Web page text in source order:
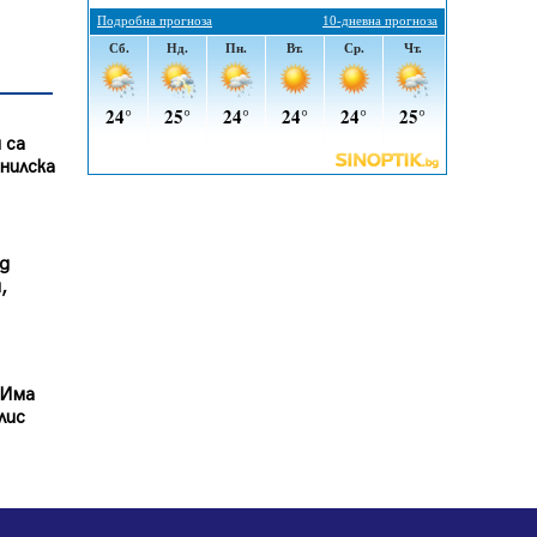
са
Радев: Работи се активно за
запазването на средствата по
Плана за справедлив преход за
въглищните райони
Звезди от световна сцена в